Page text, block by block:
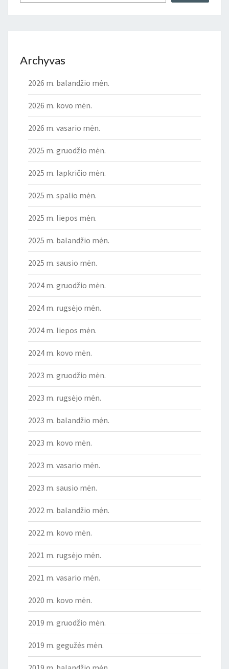
Archyvas
2026 m. balandžio mėn.
2026 m. kovo mėn.
2026 m. vasario mėn.
2025 m. gruodžio mėn.
2025 m. lapkričio mėn.
2025 m. spalio mėn.
2025 m. liepos mėn.
2025 m. balandžio mėn.
2025 m. sausio mėn.
2024 m. gruodžio mėn.
2024 m. rugsėjo mėn.
2024 m. liepos mėn.
2024 m. kovo mėn.
2023 m. gruodžio mėn.
2023 m. rugsėjo mėn.
2023 m. balandžio mėn.
2023 m. kovo mėn.
2023 m. vasario mėn.
2023 m. sausio mėn.
2022 m. balandžio mėn.
2022 m. kovo mėn.
2021 m. rugsėjo mėn.
2021 m. vasario mėn.
2020 m. kovo mėn.
2019 m. gruodžio mėn.
2019 m. gegužės mėn.